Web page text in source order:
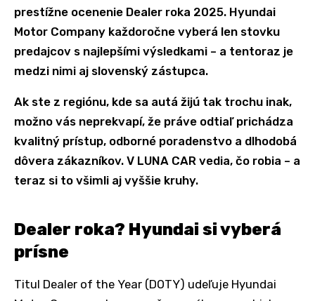
prestížne ocenenie Dealer roka 2025. Hyundai
Motor Company každoročne vyberá len stovku
predajcov s najlepšími výsledkami – a tentoraz je
medzi nimi aj slovenský zástupca.
Ak ste z regiónu, kde sa autá žijú tak trochu inak,
možno vás neprekvapí, že práve odtiaľ prichádza
kvalitný prístup, odborné poradenstvo a dlhodobá
dôvera zákazníkov. V LUNA CAR vedia, čo robia – a
teraz si to všimli aj vyššie kruhy.
Dealer roka? Hyundai si vyberá
prísne
Titul Dealer of the Year (DOTY) udeľuje Hyundai